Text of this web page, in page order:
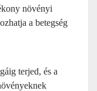
növényi
a betegség
terjed, és a